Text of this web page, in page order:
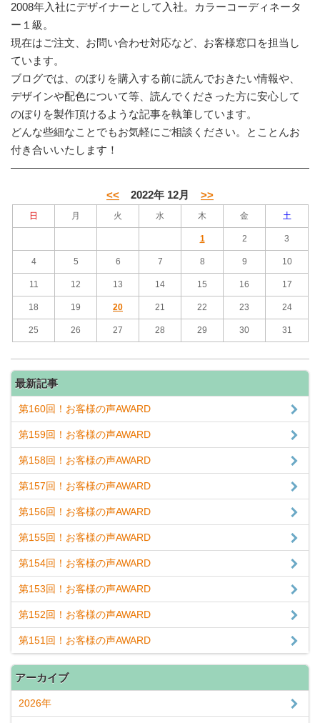
2008年入社にデザイナーとして入社。カラーコーディネータ
ー１級。
現在はご注文、お問い合わせ対応など、お客様窓口を担当し
ています。
ブログでは、のぼりを購入する前に読んでおきたい情報や、
デザインや配色について等、読んでくださった方に安心して
のぼりを製作頂けるような記事を執筆しています。
どんな些細なことでもお気軽にご相談ください。とことんお
付き合いいたします！
<< 2022年 12月 >>
日 月 火 水 木 金 土
1 2 3
4 5 6 7 8 9 10
11 12 13 14 15 16 17
18 19 20 21 22 23 24
25 26 27 28 29 30 31
最新記事
第160回！お客様の声AWARD
第159回！お客様の声AWARD
第158回！お客様の声AWARD
第157回！お客様の声AWARD
第156回！お客様の声AWARD
第155回！お客様の声AWARD
第154回！お客様の声AWARD
第153回！お客様の声AWARD
第152回！お客様の声AWARD
第151回！お客様の声AWARD
アーカイブ
2026年